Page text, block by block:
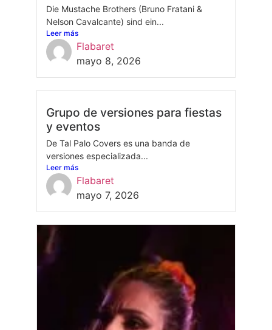
Die Mustache Brothers (Bruno Fratani &
Nelson Cavalcante) sind ein...
Leer más
Flabaret
mayo 8, 2026
Grupo de versiones para fiestas
y eventos
De Tal Palo Covers es una banda de
versiones especializada...
Leer más
Flabaret
mayo 7, 2026